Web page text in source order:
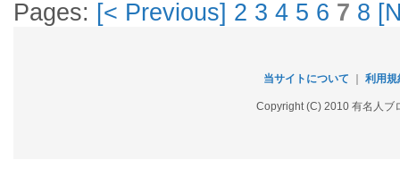
Pages: [< Previous] 2 3 4 5 6 7 8
当サイトについて 利用規
Copyright (C) 2010 有名人ブ